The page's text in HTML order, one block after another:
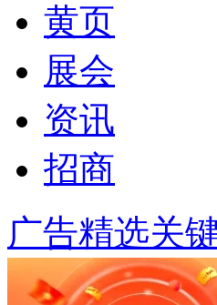
黄页
展会
资讯
招商
广告精选关